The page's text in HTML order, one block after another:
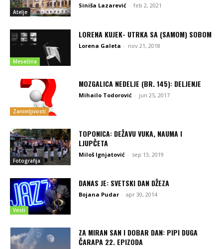
Atelje
Siniša Lazarević - feb 2, 2021
Mesečina
LORENA KUJEK- UTRKA SA (SAMOM) SOBOM
Lorena Galeta - nov 21, 2018
Zanimljivosti
MOZGALICA NEDELJE (BR. 145): DELJENJE
Mihailo Todorović - jun 25, 2017
Fotografija
TOPONICA: DEŽAVU VUKA, NAUMA I
LJUPČETA
Miloš Ignjatović - sep 13, 2019
Vesti
DANAS JE: SVETSKI DAN DŽEZA
Bojana Pudar - apr 30, 2014
ZA MIRAN SAN I DOBAR DAN: PIPI DUGA
ČARAPA 22. EPIZODA